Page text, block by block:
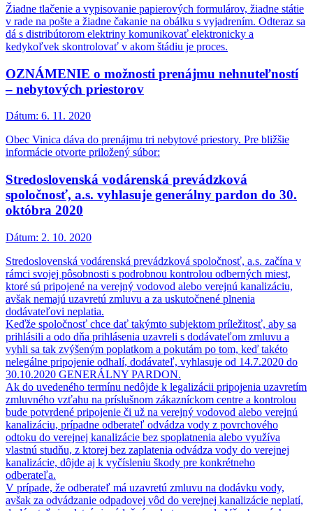
Žiadne tlačenie a vypisovanie papierových formulárov, žiadne státie
v rade na pošte a žiadne čakanie na obálku s vyjadrením. Odteraz sa
dá s distribútorom elektriny komunikovať elektronicky a
kedykoľvek skontrolovať v akom štádiu je proces.
OZNÁMENIE o možnosti prenájmu nehnuteľností
– nebytových priestorov
Dátum: 6. 11. 2020
Obec Vinica dáva do prenájmu tri nebytové priestory. Pre bližšie
informácie otvorte priložený súbor:
Stredoslovenská vodárenská prevádzková
spoločnosť, a.s. vyhlasuje generálny pardon do 30.
októbra 2020
Dátum: 2. 10. 2020
Stredoslovenská vodárenská prevádzková spoločnosť, a.s. začína v
rámci svojej pôsobnosti s podrobnou kontrolou odberných miest,
ktoré sú pripojené na verejný vodovod alebo verejnú kanalizáciu,
avšak nemajú uzavretú zmluvu a za uskutočnené plnenia
dodávateľovi neplatia.
Keďže spoločnosť chce dať takýmto subjektom príležitosť, aby sa
prihlásili a odo dňa prihlásenia uzavreli s dodávateľom zmluvu a
vyhli sa tak zvýšeným poplatkom a pokutám po tom, keď takéto
nelegálne pripojenie odhalí, dodávateľ, vyhlasuje od 14.7.2020 do
30.10.2020 GENERÁLNY PARDON.
Ak do uvedeného termínu nedôjde k legalizácii pripojenia uzavretím
zmluvného vzťahu na príslušnom zákazníckom centre a kontrolou
bude potvrdené pripojenie či už na verejný vodovod alebo verejnú
kanalizáciu, prípadne odberateľ odvádza vody z povrchového
odtoku do verejnej kanalizácie bez spoplatnenia alebo využíva
vlastnú studňu, z ktorej bez zaplatenia odvádza vody do verejnej
kanalizácie, dôjde aj k vyčísleniu škody pre konkrétneho
odberateľa.
V prípade, že odberateľ má uzavretú zmluvu na dodávku vody,
avšak za odvádzanie odpadovej vôd do verejnej kanalizácie neplatí,